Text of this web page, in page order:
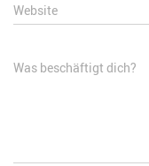
Website
Was beschäftigt dich?